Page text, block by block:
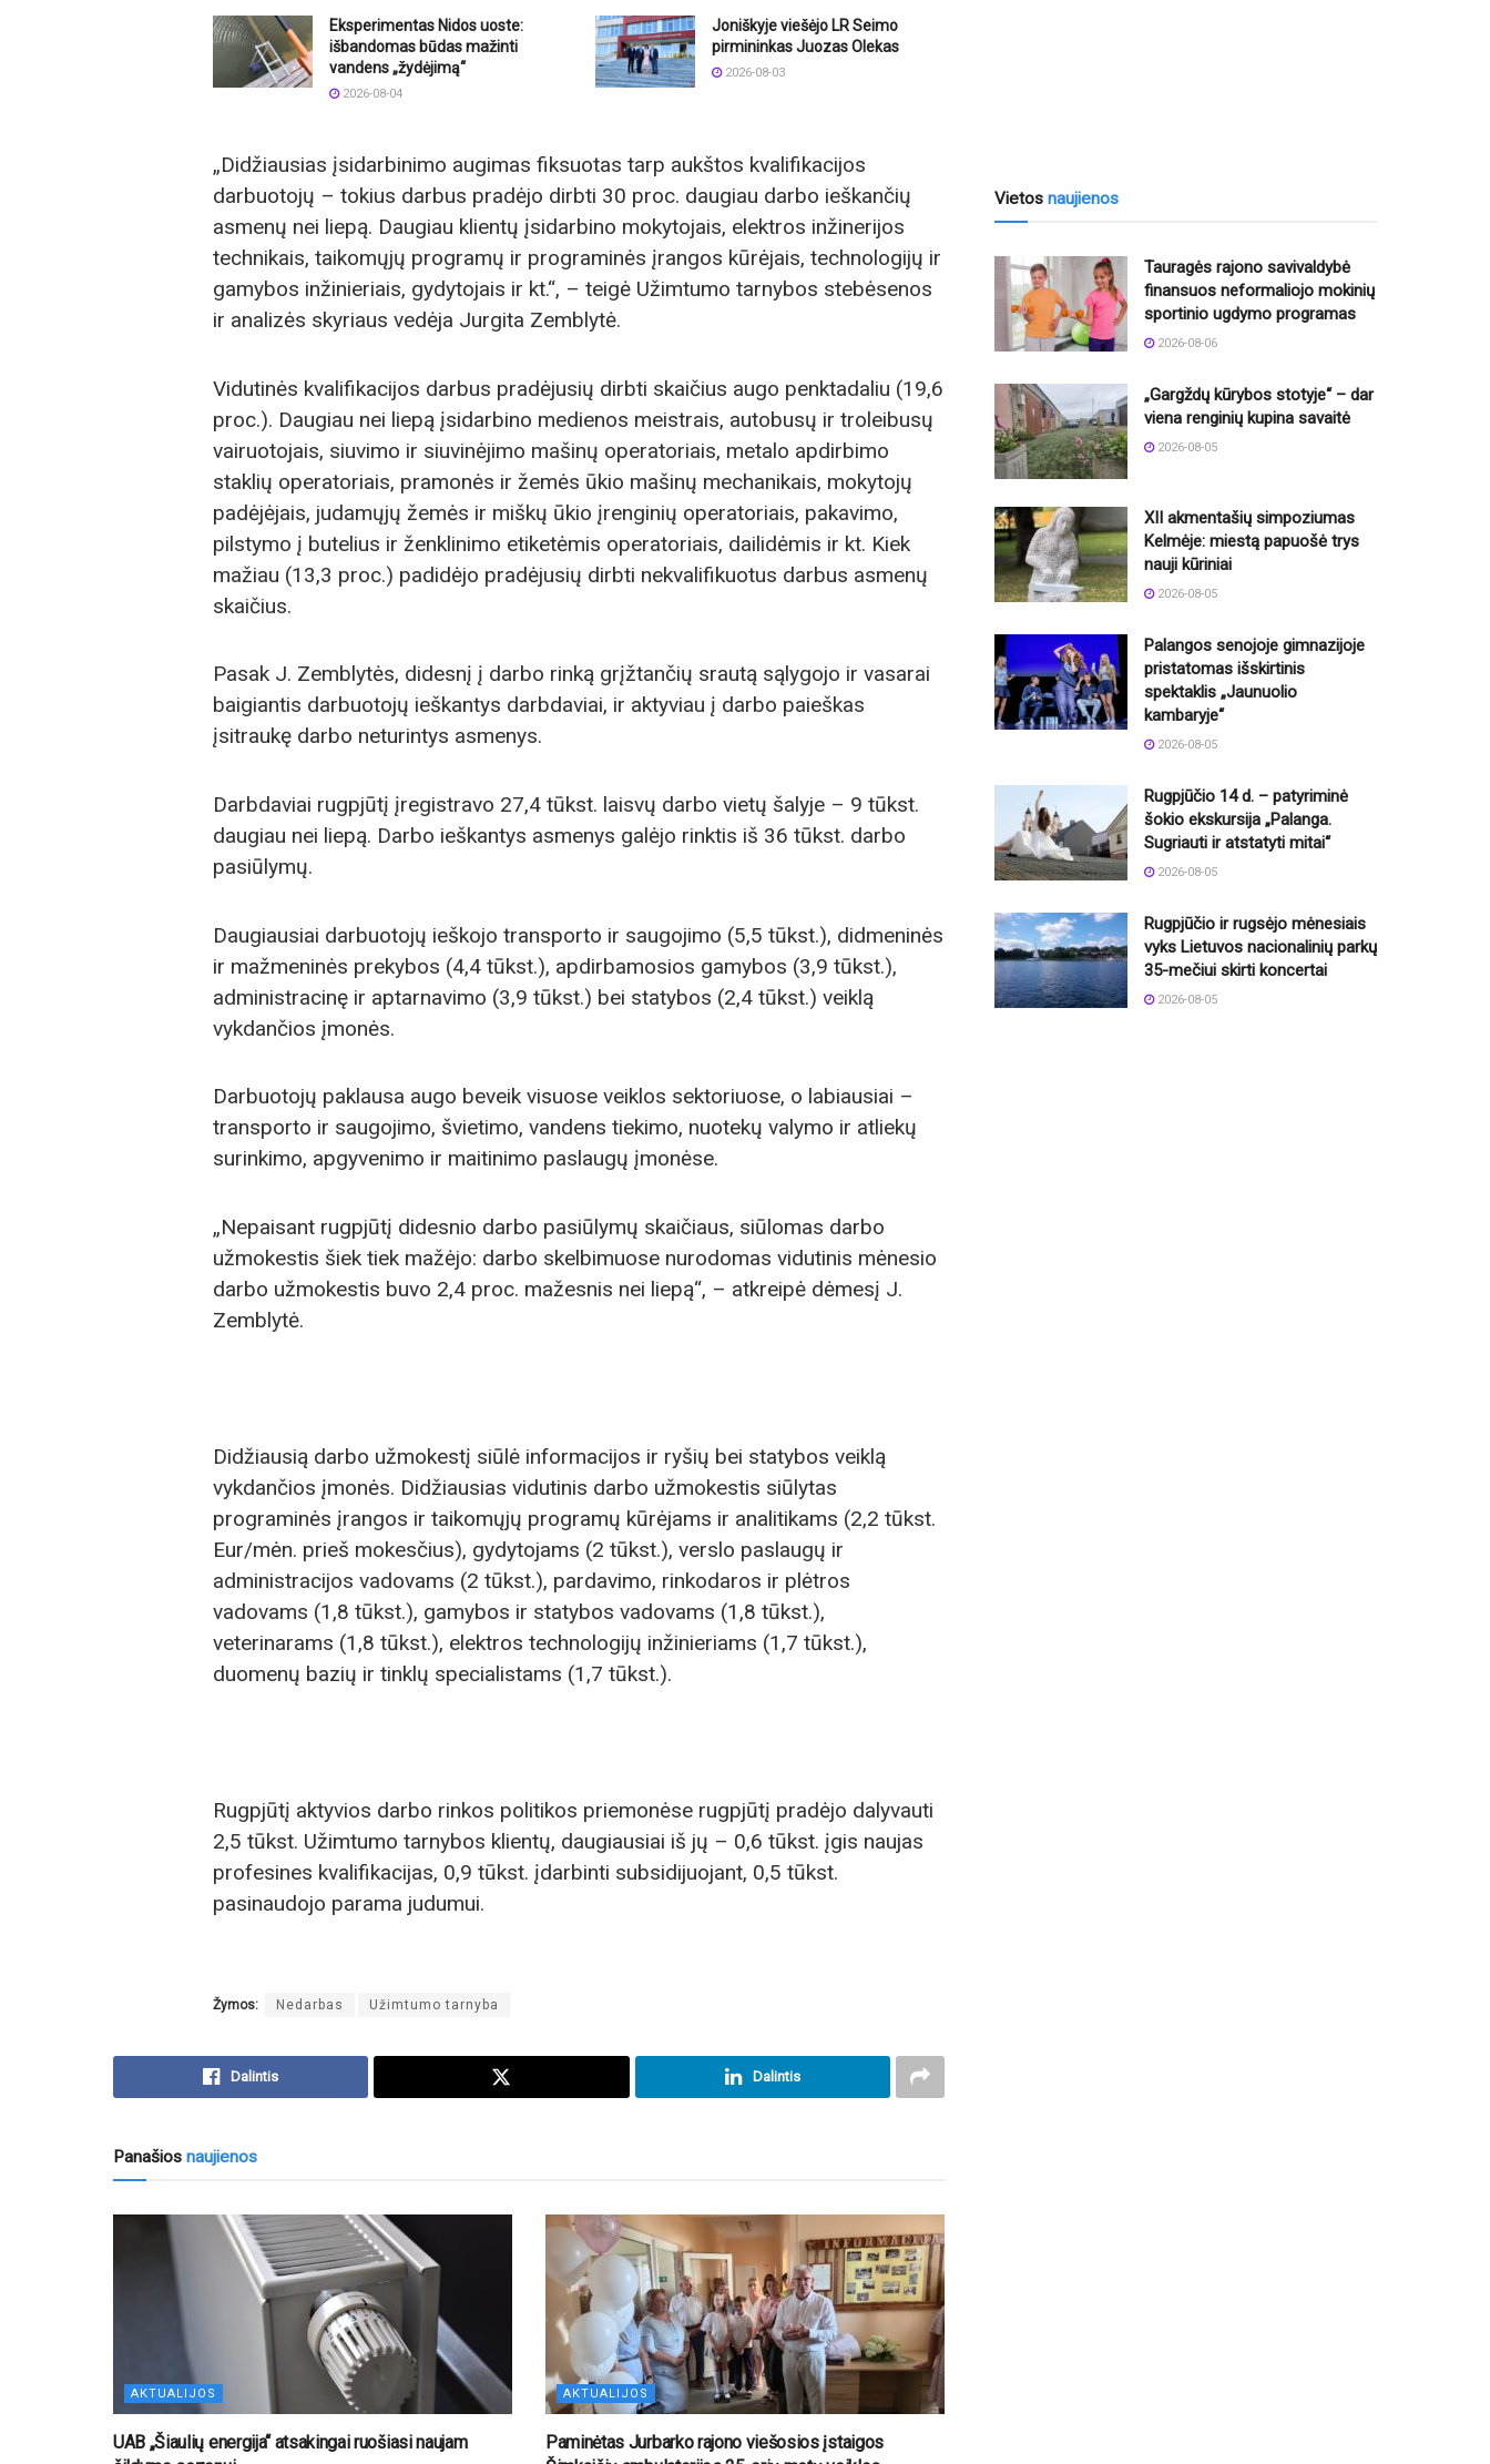
Eksperimentas Nidos uoste:
išbandomas būdas mažinti
vandens „žydėjimą“
2026-08-04
Joniškyje viešėjo LR Seimo
pirmininkas Juozas Olekas
2026-08-03
„Didžiausias įsidarbinimo augimas fiksuotas tarp aukštos kvalifikacijos
darbuotojų – tokius darbus pradėjo dirbti 30 proc. daugiau darbo ieškančių
asmenų nei liepą. Daugiau klientų įsidarbino mokytojais, elektros inžinerijos
technikais, taikomųjų programų ir programinės įrangos kūrėjais, technologijų ir
gamybos inžinieriais, gydytojais ir kt.“, – teigė Užimtumo tarnybos stebėsenos
ir analizės skyriaus vedėja Jurgita Zemblytė.
Vidutinės kvalifikacijos darbus pradėjusių dirbti skaičius augo penktadaliu (19,6
proc.). Daugiau nei liepą įsidarbino medienos meistrais, autobusų ir troleibusų
vairuotojais, siuvimo ir siuvinėjimo mašinų operatoriais, metalo apdirbimo
staklių operatoriais, pramonės ir žemės ūkio mašinų mechanikais, mokytojų
padėjėjais, judamųjų žemės ir miškų ūkio įrenginių operatoriais, pakavimo,
pilstymo į butelius ir ženklinimo etiketėmis operatoriais, dailidėmis ir kt. Kiek
mažiau (13,3 proc.) padidėjo pradėjusių dirbti nekvalifikuotus darbus asmenų
skaičius.
Pasak J. Zemblytės, didesnį į darbo rinką grįžtančių srautą sąlygojo ir vasarai
baigiantis darbuotojų ieškantys darbdaviai, ir aktyviau į darbo paieškas
įsitraukę darbo neturintys asmenys.
Darbdaviai rugpjūtį įregistravo 27,4 tūkst. laisvų darbo vietų šalyje – 9 tūkst.
daugiau nei liepą. Darbo ieškantys asmenys galėjo rinktis iš 36 tūkst. darbo
pasiūlymų.
Daugiausiai darbuotojų ieškojo transporto ir saugojimo (5,5 tūkst.), didmeninės
ir mažmeninės prekybos (4,4 tūkst.), apdirbamosios gamybos (3,9 tūkst.),
administracinę ir aptarnavimo (3,9 tūkst.) bei statybos (2,4 tūkst.) veiklą
vykdančios įmonės.
Darbuotojų paklausa augo beveik visuose veiklos sektoriuose, o labiausiai –
transporto ir saugojimo, švietimo, vandens tiekimo, nuotekų valymo ir atliekų
surinkimo, apgyvenimo ir maitinimo paslaugų įmonėse.
„Nepaisant rugpjūtį didesnio darbo pasiūlymų skaičiaus, siūlomas darbo
užmokestis šiek tiek mažėjo: darbo skelbimuose nurodomas vidutinis mėnesio
darbo užmokestis buvo 2,4 proc. mažesnis nei liepą“, – atkreipė dėmesį J.
Zemblytė.
Didžiausią darbo užmokestį siūlė informacijos ir ryšių bei statybos veiklą
vykdančios įmonės. Didžiausias vidutinis darbo užmokestis siūlytas
programinės įrangos ir taikomųjų programų kūrėjams ir analitikams (2,2 tūkst.
Eur/mėn. prieš mokesčius), gydytojams (2 tūkst.), verslo paslaugų ir
administracijos vadovams (2 tūkst.), pardavimo, rinkodaros ir plėtros
vadovams (1,8 tūkst.), gamybos ir statybos vadovams (1,8 tūkst.),
veterinarams (1,8 tūkst.), elektros technologijų inžinieriams (1,7 tūkst.),
duomenų bazių ir tinklų specialistams (1,7 tūkst.).
Rugpjūtį aktyvios darbo rinkos politikos priemonėse rugpjūtį pradėjo dalyvauti
2,5 tūkst. Užimtumo tarnybos klientų, daugiausiai iš jų – 0,6 tūkst. įgis naujas
profesines kvalifikacijas, 0,9 tūkst. įdarbinti subsidijuojant, 0,5 tūkst.
pasinaudojo parama judumui.
Žymos: Nedarbas Užimtumo tarnyba
Dalintis Dalintis
Panašios naujienos
AKTUALIJOS
UAB „Šiaulių energija“ atsakingai ruošiasi naujam
AKTUALIJOS
Paminėtas Jurbarko rajono viešosios įstaigos
Vietos naujienos
Tauragės rajono savivaldybė
finansuos neformaliojo mokinių
sportinio ugdymo programas
2026-08-06
„Gargždų kūrybos stotyje“ – dar
viena renginių kupina savaitė
2026-08-05
XII akmentašių simpoziumas
Kelmėje: miestą papuošė trys
nauji kūriniai
2026-08-05
Palangos senojoje gimnazijoje
pristatomas išskirtinis
spektaklis „Jaunuolio
kambaryje“
2026-08-05
Rugpjūčio 14 d. – patyriminė
šokio ekskursija „Palanga.
Sugriauti ir atstatyti mitai“
2026-08-05
Rugpjūčio ir rugsėjo mėnesiais
vyks Lietuvos nacionalinių parkų
35-mečiui skirti koncertai
2026-08-05